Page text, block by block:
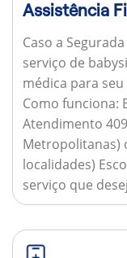
Assistência
Caso a
serviço de
médica para
Como funciona:
Atendimento
Metropolitanas)
localidades)
serviço que